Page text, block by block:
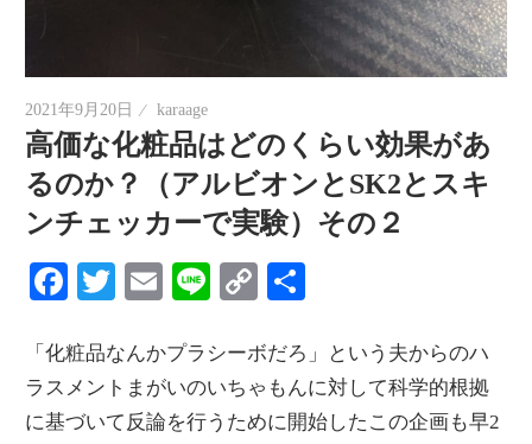
2021年9月20日 karaage
高価な化粧品はどのくらい効果があ
るのか？（アルビオンとSK2とスキ
ンチェッカーで実験）その２
Facebook
Twitter
EmailLineCopy
「化粧品なんかプラシーボだろ」という夫からのハ
ラスメントまがいのいちゃもんに対して科学的根拠
に基づいて反論を行うために開始したこの企画も早2